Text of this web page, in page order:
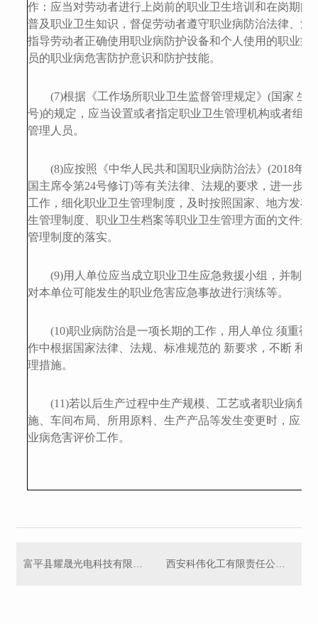
作：应当对劳动者进行上岗前的职业卫生培训和在岗期间
普及职业卫生知识，督促劳动者遵守职业病防治法律、法
指导劳动者正确使用职业病防护设备和个人使用的职业病
员的职业病危害防护意识和防护技能。
(7)根据《工作场所职业卫生监督管理规定》(国家 生
号)的规定 ，应当设置或者指定职业卫生管理机构或者组织
管理人员。
(8)应按照 《中华人民共和国职业病防治法》(2018年
国主席令第24号修订)等有关法律、法规的要求，进一步
工作，细化职业卫生管理制度，及时按照国家、地方发布
生管理制度、职业卫生档案等职业卫生管理方面的文件进
管理制度的落实。
(9)用人单位应当成立职业卫生应急救援小组，并制
对本单位可能发生的职业危害应急事故进行演练等。
(10)职业病防治是一项长期的工作，用人单位 须重视
作中根据国家法律、法规、标准规范的 新要求，不断 和
理措施。
(1 1)若以后生产过程中生产规模、工艺或者职业病危
施、车间布局、所用原料、生产产品等发生变更时，应当
业病危害评价工作。